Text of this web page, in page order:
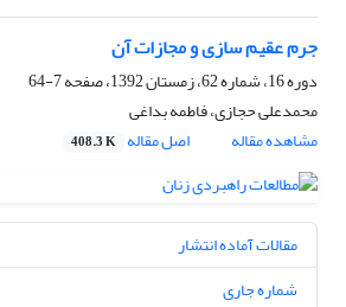
جرم عقیم سازی و مجازات آن
دوره 16، شماره 62، زمستان 1392، صفحه
7-64
محمدعلی حجازی، فاطمه بداغی
مشاهده مقاله
اصل مقاله 408.3 K
مقالات آماده انتشار
شماره جاری